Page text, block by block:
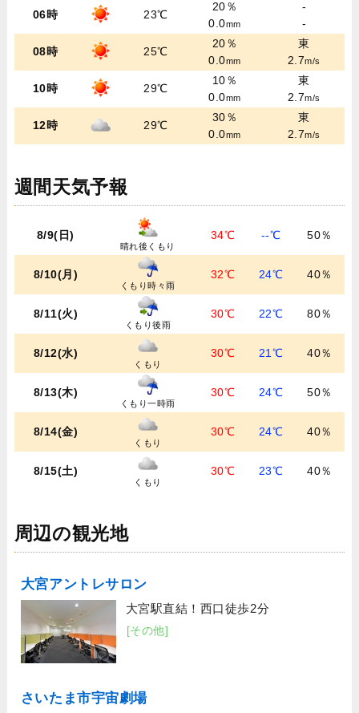
06時 23℃
20％
0.0mm
-
-
08時 25℃
20％
0.0mm
東
2.7m/s
10時 29℃
10％
0.0mm
東
2.7m/s
12時 29℃
30％
0.0mm
東
2.7m/s
週間天気予報
8/9(日)
晴れ後くもり
34℃ --℃ 50％
8/10(月)
くもり時々雨
32℃ 24℃ 40％
8/11(火)
くもり後雨
30℃ 22℃ 80％
8/12(水)
くもり
30℃ 21℃ 40％
8/13(木)
くもり一時雨
30℃ 24℃ 50％
8/14(金)
くもり
30℃ 24℃ 40％
8/15(土)
くもり
30℃ 23℃ 40％
周辺の観光地
大宮アントレサロン
大宮駅直結！西口徒歩2分
[その他]
さいたま市宇宙劇場